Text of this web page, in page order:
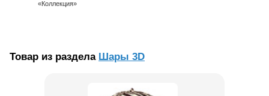
«Коллекция»
Товар из раздела Шары 3D